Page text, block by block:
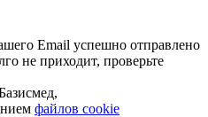
Email успешно отправлено
не приходит, проверьте
файлов cookie